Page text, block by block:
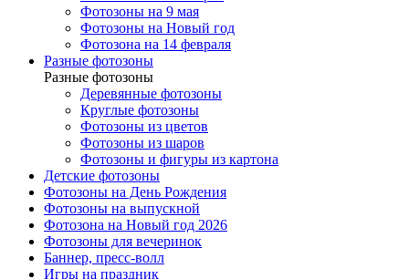
Фотозоны на 9 мая
Фотозоны на Новый год
Фотозона на 14 февраля
Разные фотозоны
Разные фотозоны
Деревянные фотозоны
Круглые фотозоны
Фотозоны из цветов
Фотозоны из шаров
Фотозоны и фигуры из картона
Детские фотозоны
Фотозоны на День Рождения
Фотозоны на выпускной
Фотозона на Новый год 2026
Фотозоны для вечеринок
Баннер, пресс-волл
Игры на праздник